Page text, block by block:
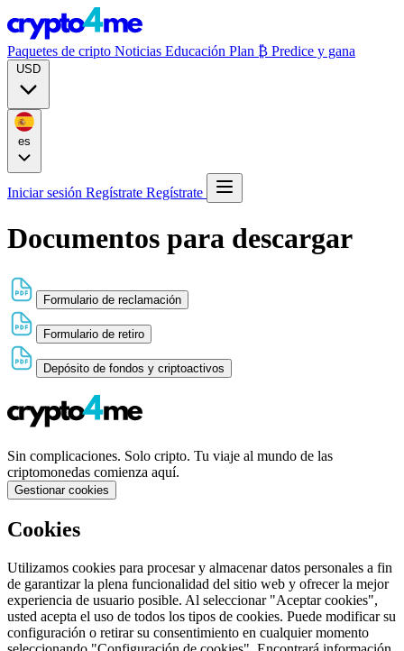
Paquetes de cripto Noticias Educación Plan ₿ Predice y gana
Iniciar sesión Regístrate Regístrate
Documentos para descargar
Formulario de reclamación
Formulario de retiro
Depósito de fondos y criptoactivos
Sin complicaciones. Solo cripto. Tu viaje al mundo de las
criptomonedas comienza aquí.
Gestionar cookies
Cookies
Utilizamos cookies para procesar y almacenar datos personales a fin
de garantizar la plena funcionalidad del sitio web y ofrecer la mejor
experiencia de usuario posible. Al seleccionar "Aceptar cookies",
usted acepta el uso de todos los tipos de cookies. Puede modificar su
configuración o retirar su consentimiento en cualquier momento